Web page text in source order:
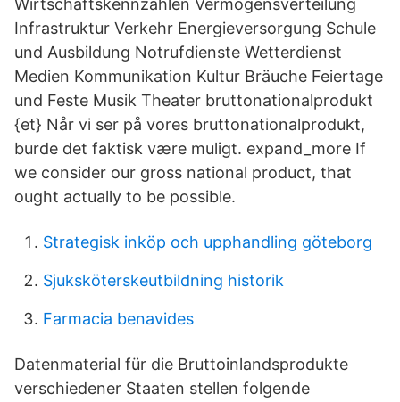
Wirtschaftskennzahlen Vermögensverteilung
Infrastruktur Verkehr Energieversorgung Schule
und Ausbildung Notrufdienste Wetterdienst
Medien Kommunikation Kultur Bräuche Feiertage
und Feste Musik Theater bruttonationalprodukt
{et} Når vi ser på vores bruttonationalprodukt,
burde det faktisk være muligt. expand_more If
we consider our gross national product, that
ought actually to be possible.
Strategisk inköp och upphandling göteborg
Sjuksköterskeutbildning historik
Farmacia benavides
Datenmaterial für die Bruttoinlandsprodukte
verschiedener Staaten stellen folgende